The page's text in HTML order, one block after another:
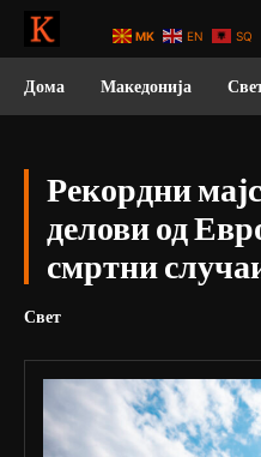
Дома Македонија
Рекордни
делови од
смртни
Свет
MK EN SQ